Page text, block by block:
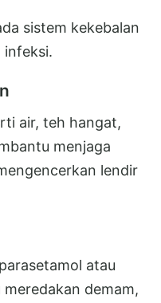
sistem kekebalan
infeksi.
air, teh hangat,
menjaga
lendir
atau
demam,